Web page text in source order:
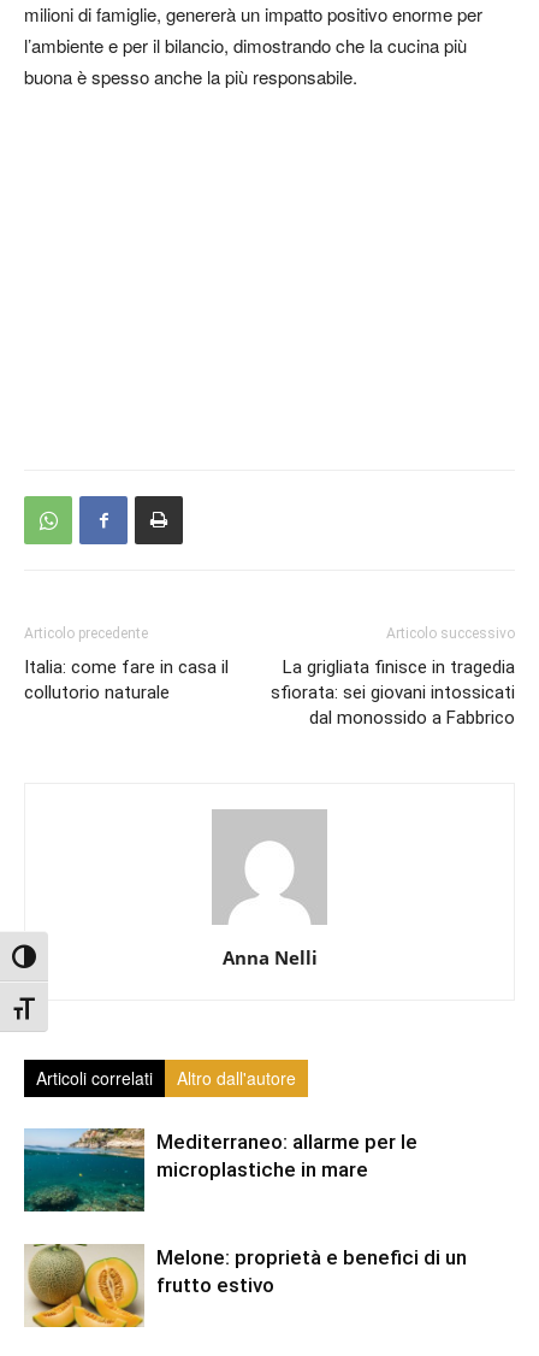
Attiva/disattiva alto contrasto
Attiva/disattiva dimensione testo
milioni di famiglie, genererà un impatto positivo enorme per
l’ambiente e per il bilancio, dimostrando che la cucina più
buona è spesso anche la più responsabile.
Articolo precedente
Italia: come fare in casa il
collutorio naturale
Articolo successivo
La grigliata finisce in tragedia
sfiorata: sei giovani intossicati
dal monossido a Fabbrico
Anna Nelli
Articoli correlati Altro dall'autore
Mediterraneo: allarme per le
microplastiche in mare
Melone: proprietà e benefici di un
frutto estivo